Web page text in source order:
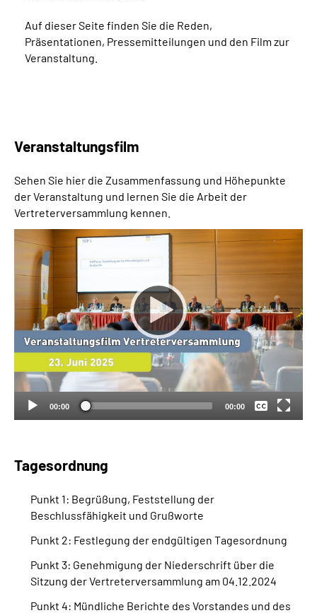
Leichte Sprache
Suche
Auf dieser Seite finden Sie die Reden,
Präsentationen, Pressemitteilungen und den Film zur
Veranstaltung.
Veranstaltungsfilm
Sehen Sie hier die Zusammenfassung und Höhepunkte
der Veranstaltung und lernen Sie die Arbeit der
Vertreterversammlung kennen.
00:00 00:00
Keine
Deutsch
Tagesordnung
Punkt 1: Begrüßung, Feststellung der
Beschlussfähigkeit und Grußworte
Punkt 2: Festlegung der endgültigen Tagesordnung
Punkt 3: Genehmigung der Niederschrift über die
Sitzung der Vertreterversammlung am 04.12.2024
Punkt 4: Mündliche Berichte des Vorstandes und des